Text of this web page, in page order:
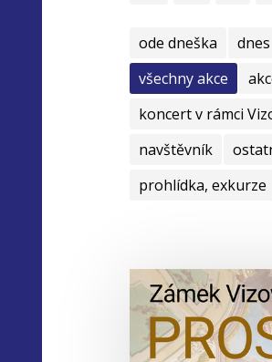
ode dneška dnes
všechny akce
koncert v rámci
navštěvník
prohlídka, exkurze